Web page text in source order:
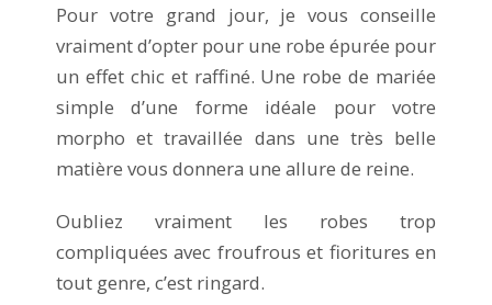
Pour votre grand jour, je vous conseille
vraiment d’opter pour une robe épurée pour
un effet chic et raffiné. Une robe de mariée
simple d’une forme idéale pour votre
morpho et travaillée dans une très belle
matière vous donnera une allure de reine.
Oubliez vraiment les robes trop
compliquées avec froufrous et fioritures en
tout genre, c’est ringard.